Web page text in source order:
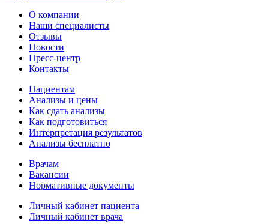
О компании
Наши специалисты
Отзывы
Новости
Пресс-центр
Контакты
Пациентам
Анализы и цены
Как сдать анализы
Как подготовиться
Интерпретация результатов
Анализы бесплатно
Врачам
Вакансии
Нормативные документы
Личный кабинет пациента
Личный кабинет врача